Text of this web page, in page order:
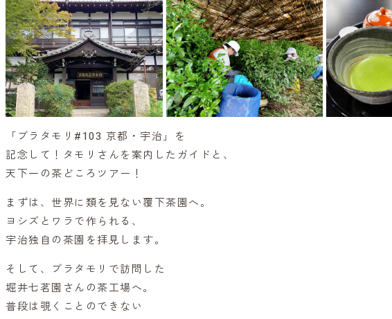
「ブラタモリ#103 京都・宇治」を
記念して！タモリさんを案内したガイドと、
天下一の茶どころツアー！
まずは、世界に類を見ない覆下茶園へ。
ヨシズとワラで作られる、
宇治独自の茶園を拝見します。
そして、ブラタモリで訪問した
堀井七茗園さんの茶工場へ。
普段は覗くことのできない